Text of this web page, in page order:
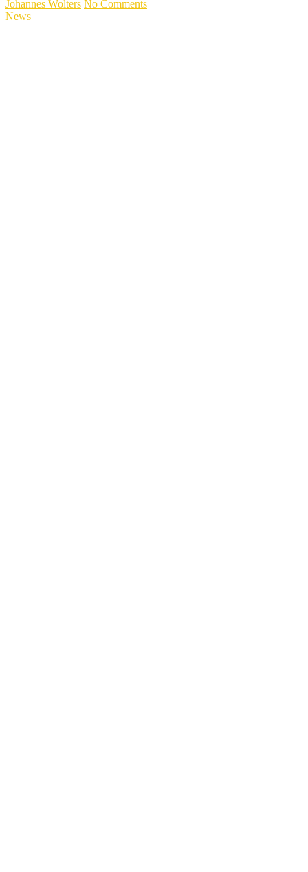
Johannes Wolters No Comments
News